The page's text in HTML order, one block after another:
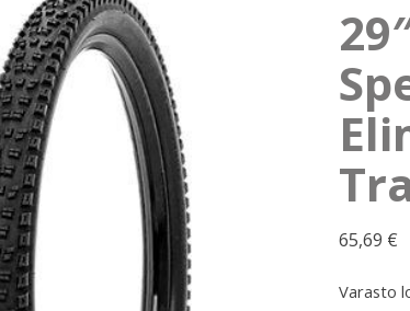
65,69 €
Varasto